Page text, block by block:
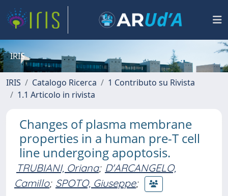
IRIS
IRIS Catalogo Ricerca
1 Contributo su Rivista
1.1 Articolo in rivista
Changes of plasma membrane
properties in a human pre-T cell
line undergoing apoptosis.
TRUBIANI, Oriana; D'ARCANGELO,
Camillo; SPOTO, Giuseppe;